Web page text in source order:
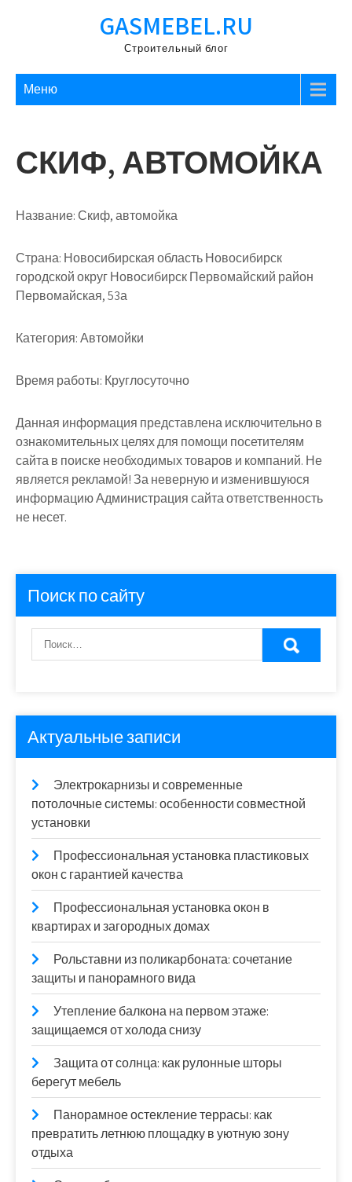
GASMEBEL.RU
Строительный блог
Меню
СКИФ, АВТОМОЙКА
Название:Скиф, автомойка
Страна: Новосибирская область Новосибирск
городской округ Новосибирск Первомайский район
Первомайская, 53а
Категория:Автомойки
Время работы: Круглосуточно
Данная информация представлена исключительно в
ознакомительных целях для помощи посетителям
сайта в поиске необходимых товаров и компаний. Не
является рекламой! За неверную и изменившуюся
информацию Администрация сайта ответственность
не несет.
Поиск по сайту
Актуальные записи
Электрокарнизы и современные
потолочные системы: особенности совместной
установки
Профессиональная установка пластиковых
окон с гарантией качества
Профессиональная установка окон в
квартирах и загородных домах
Рольставни из поликарбоната: сочетание
защиты и панорамного вида
Утепление балкона на первом этаже:
защищаемся от холода снизу
Защита от солнца: как рулонные шторы
берегут мебель
Панорамное остекление террасы: как
превратить летнюю площадку в уютную зону
отдыха